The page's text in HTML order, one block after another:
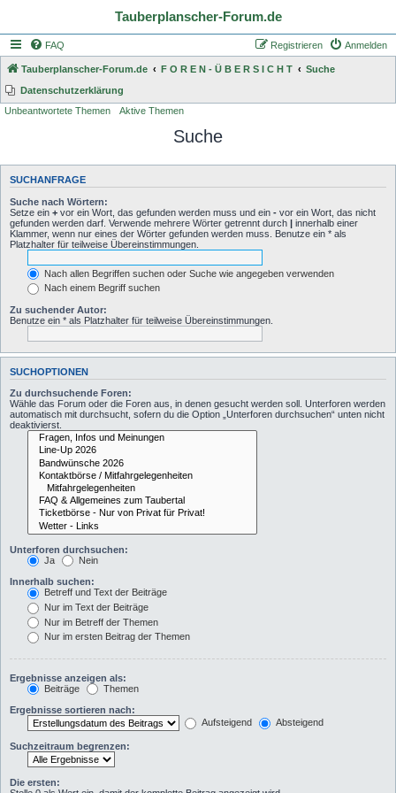
Tauberplanscher-Forum.de
FAQ Anmelden
Registrieren
Tauberplanscher-Forum.de F O R E N - Ü B E R S I C H T
Suche
Datenschutzerklärung
Unbeantwortete Themen
Aktive Themen
Suche
SUCHANFRAGE
Suche nach Wörtern:
Setze ein + vor ein Wort, das gefunden werden muss und ein - vor ein Wort, das nicht
gefunden werden darf. Verwende mehrere Wörter getrennt durch | innerhalb einer
Klammer, wenn nur eines der Wörter gefunden werden muss. Benutze ein * als
Platzhalter für teilweise Übereinstimmungen.
Nach allen Begriffen suchen oder Suche wie angegeben verwenden
Nach einem Begriff suchen
Zu suchender Autor:
Benutze ein * als Platzhalter für teilweise Übereinstimmungen.
SUCHOPTIONEN
Zu durchsuchende Foren:
Wähle das Forum oder die Foren aus, in denen gesucht werden soll. Unterforen werden
automatisch mit durchsucht, sofern du die Option „Unterforen durchsuchen“ unten nicht
deaktivierst.
Unterforen durchsuchen:
Ja
Nein
Innerhalb suchen:
Betreff und Text der Beiträge
Nur im Text der Beiträge
Nur im Betreff der Themen
Nur im ersten Beitrag der Themen
Ergebnisse anzeigen als:
Beiträge
Themen
Ergebnisse sortieren nach:
Aufsteigend
Absteigend
Suchzeitraum begrenzen:
Die ersten: